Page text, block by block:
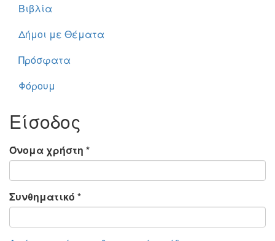
Βιβλία
Δήμοι με Θέματα
Πρόσφατα
Φόρουμ
Είσοδος
Όνομα χρήστη *
Συνθηματικό *